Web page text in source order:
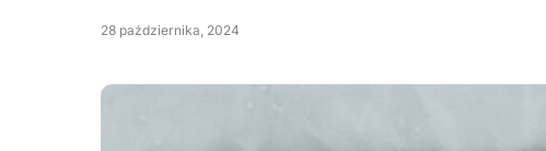
28 października, 2024